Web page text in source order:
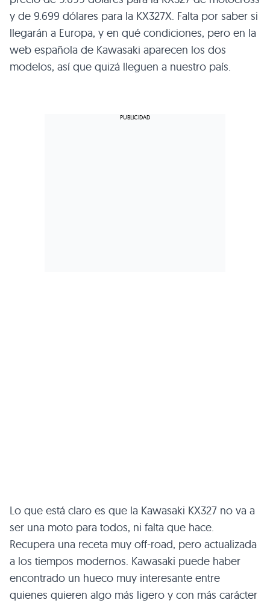
y de 9.699 dólares para la KX327X. Falta por saber si
llegarán a Europa, y en qué condiciones, pero en la
web española de Kawasaki aparecen los dos
modelos, así que quizá lleguen a nuestro país.
Lo que está claro es que la Kawasaki KX327 no va a
ser una moto para todos, ni falta que hace.
Recupera una receta muy off-road, pero actualizada
a los tiempos modernos. Kawasaki puede haber
encontrado un hueco muy interesante entre
quienes quieren algo más ligero y con más carácter